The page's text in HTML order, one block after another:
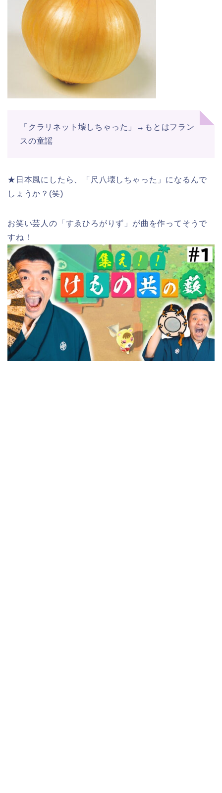
「クラリネット壊しちゃった」→もとはフラン
スの童謡
★日本風にしたら、「尺八壊しちゃった」になるんで
しょうか？(笑)
お笑い芸人の「すゑひろがりず」が曲を作ってそうで
すね！